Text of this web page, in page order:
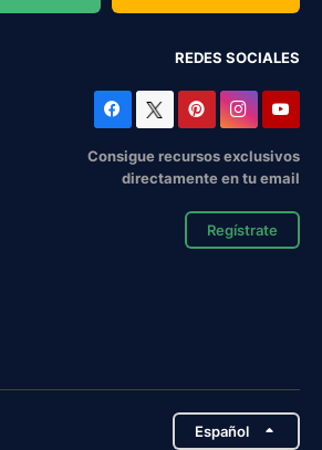
REDES SOCIALES
Consigue recursos exclusivos
directamente en tu email
Regístrate
Español